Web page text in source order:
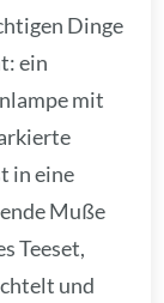
Dinge
ein
mit
in eine
Muße
Teeset,
und